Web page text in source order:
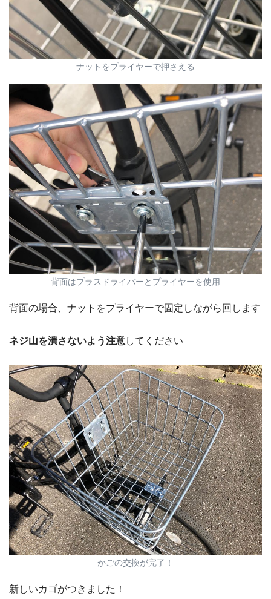
ナットをプライヤーで押さえる
背面はプラスドライバーとプライヤーを使用
背面の場合、ナットをプライヤーで固定しながら回します
ネジ山を潰さないよう注意してください
かごの交換が完了！
新しいカゴがつきました！